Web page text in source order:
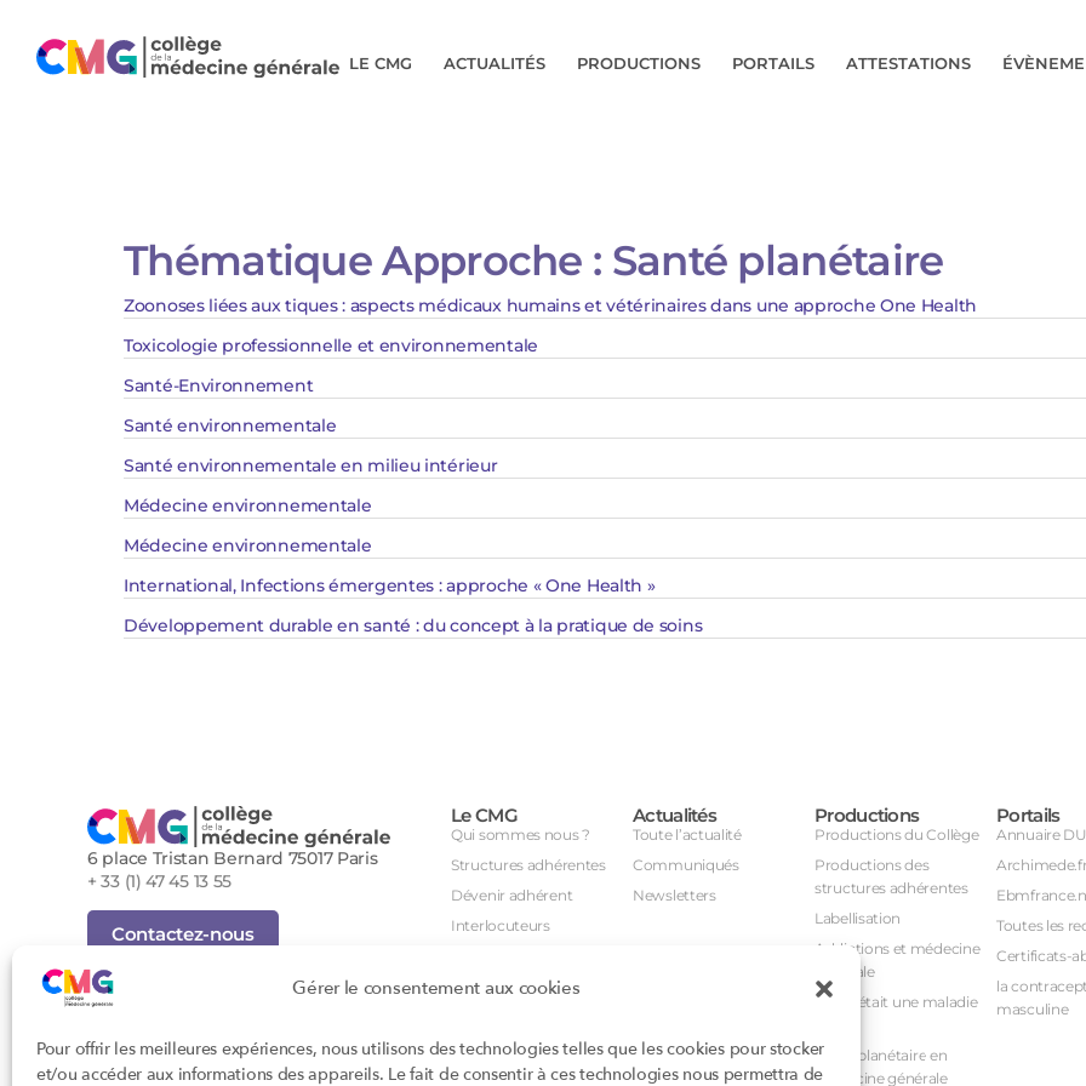
Gérer le consentement aux cookies
Pour offrir les meilleures expériences, nous utilisons des technologies telles que les cookies pour stocker
et/ou accéder aux informations des appareils. Le fait de consentir à ces technologies nous permettra de
LE CMG ACTUALITÉS PRODUCTIONS PORTAILS ATTESTATIONS
Thématique Approche : Santé planétaire
Zoonoses liées aux tiques : aspects médicaux humains et vétérinaires dans une approche One Health
Toxicologie professionnelle et environnementale
Santé-Environnement
Santé environnementale
Santé environnementale en milieu intérieur
Médecine environnementale
Médecine environnementale​
International, Infections émergentes : approche « One Health »
Développement durable en santé : du concept à la pratique de soins
6 place Tristan Bernard 75017 Paris
+ 33 (1) 47 45 13 55
Contactez-nous
Inscription Newsletter
Foire aux questions (FAQ)
Cookies
Confidentialité
Le CMG
Qui sommes nous ?
Structures adhérentes
Dévenir adhérent
Interlocuteurs
Groupes de travail
Agenda des instances
DPC
Actualités
Toute l’actualité
Communiqués
Newsletters
Productions
Productions du Collège
Productions des
structures adhérentes
Labellisation
Addictions et médecine
générale
Et si c’était une maladie
Santé planétaire en
médecine générale
Portails
Annuaire
Toutes les
Certificats-
la
masculine